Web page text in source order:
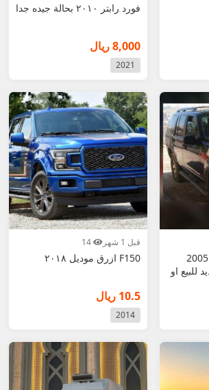
فورد رابتر ٢٠١٠ بحالة جيده جدا
8,000 ريال
2021
فورد اكسبلور موديل 2005
نظييف بس يحتاج تجديد للبيع او
قبل 1 شهر
F150 ازرق موديل ٢٠١٨
10.5 ريال
2014